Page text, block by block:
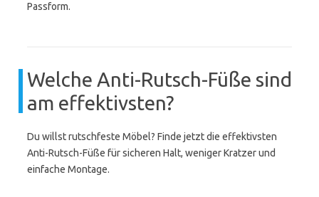
Passform.
Welche Anti-Rutsch-Füße sind
am effektivsten?
Du willst rutschfeste Möbel? Finde jetzt die effektivsten
Anti-Rutsch-Füße für sicheren Halt, weniger Kratzer und
einfache Montage.